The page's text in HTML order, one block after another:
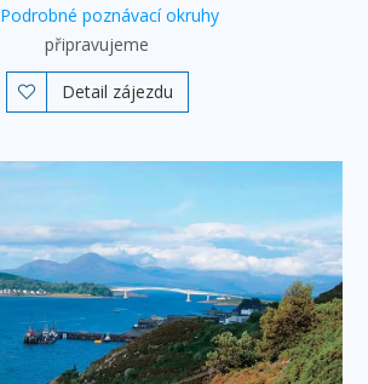
Podrobné poznávací okruhy
připravujeme
 Detail zájezdu